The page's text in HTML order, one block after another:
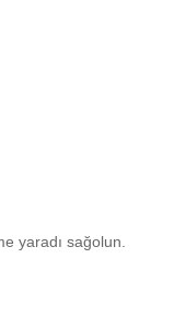
yaradı sağolun.